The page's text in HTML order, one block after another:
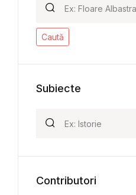
Caută
Subiecte
Contributori